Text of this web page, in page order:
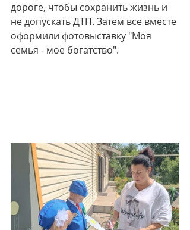
дороге, чтобы сохранить жизнь и
не допускать ДТП. Затем все вместе
оформили фотовыставку "Моя
семья - мое богатство".